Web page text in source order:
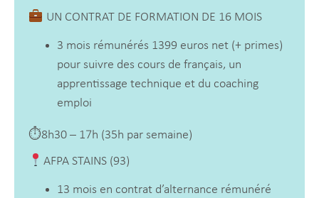
UN CONTRAT DE FORMATION DE 16 MOIS
3 mois rémunérés 1399 euros net (+ primes)
pour suivre des cours de français, un
apprentissage technique et du coaching
emploi
⏱8h30 – 17h (35h par semaine)
AFPA STAINS (93)
13 mois en contrat d’alternance rémunéré